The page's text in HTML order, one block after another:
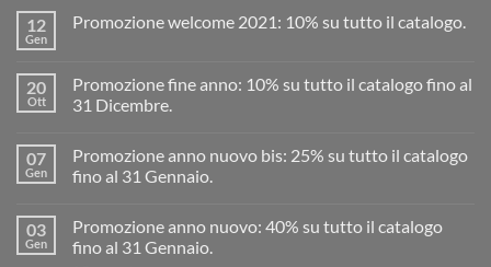
12
Gen
Promozione welcome 2021: 10% su tutto il catalogo.
20
Ott
Promozione fine anno: 10% su tutto il catalogo fino al
31 Dicembre.
07
Gen
Promozione anno nuovo bis: 25% su tutto il catalogo
fino al 31 Gennaio.
03
Gen
Promozione anno nuovo: 40% su tutto il catalogo
fino al 31 Gennaio.